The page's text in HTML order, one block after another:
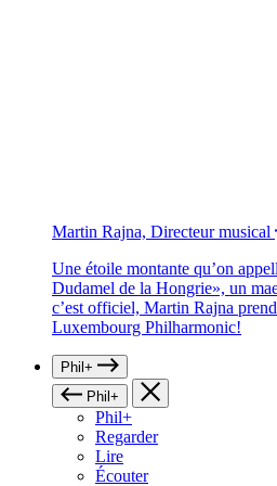
Martin Rajna, Directeur musical
Une étoile montante qu’on
Dudamel de la Hongrie», un
c’est officiel, Martin Rajna
Luxembourg Philharmonic!
Phil+
Phil+
Phil+
Regarder
Lire
Écouter